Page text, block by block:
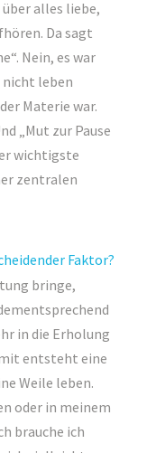
alles liebe,
Da sagt
Nein, es war
nicht leben
Materie war.
„Mut zur Pause
wichtigste
zentralen
Faktor?
bringe,
in die Erholung
entsteht eine
Weile leben.
oder in meinem
brauche ich